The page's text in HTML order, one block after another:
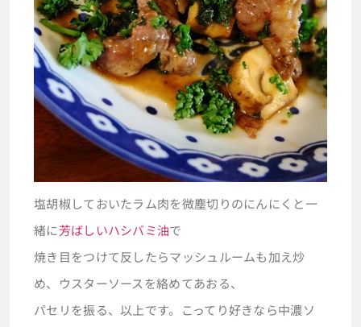
塩胡椒しておいたラム肉を微塵切りのにんにくと一
緒に芳ばしいハシバミ油で
焼き目をつけて反したらマッシュルームも加え炒
め、ウスターソースを絡めてあおる、
パセリを振る、以上です。こってり好きなら中濃ソ